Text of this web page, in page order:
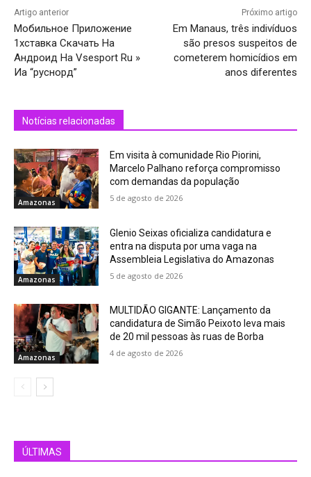
Artigo anterior
Мобильное Приложение
1хставка Скачать На
Андроид На Vsesport Ru »
Иа “руснорд”
Próximo artigo
Em Manaus, três indivíduos
são presos suspeitos de
cometerem homicídios em
anos diferentes
Notícias relacionadas
Amazonas
Em visita à comunidade Rio Piorini,
Marcelo Palhano reforça compromisso
com demandas da população
5 de agosto de 2026
Amazonas
Glenio Seixas oficializa candidatura e
entra na disputa por uma vaga na
Assembleia Legislativa do Amazonas
5 de agosto de 2026
Amazonas
MULTIDÃO GIGANTE: Lançamento da
candidatura de Simão Peixoto leva mais
de 20 mil pessoas às ruas de Borba
4 de agosto de 2026
ÚLTIMAS